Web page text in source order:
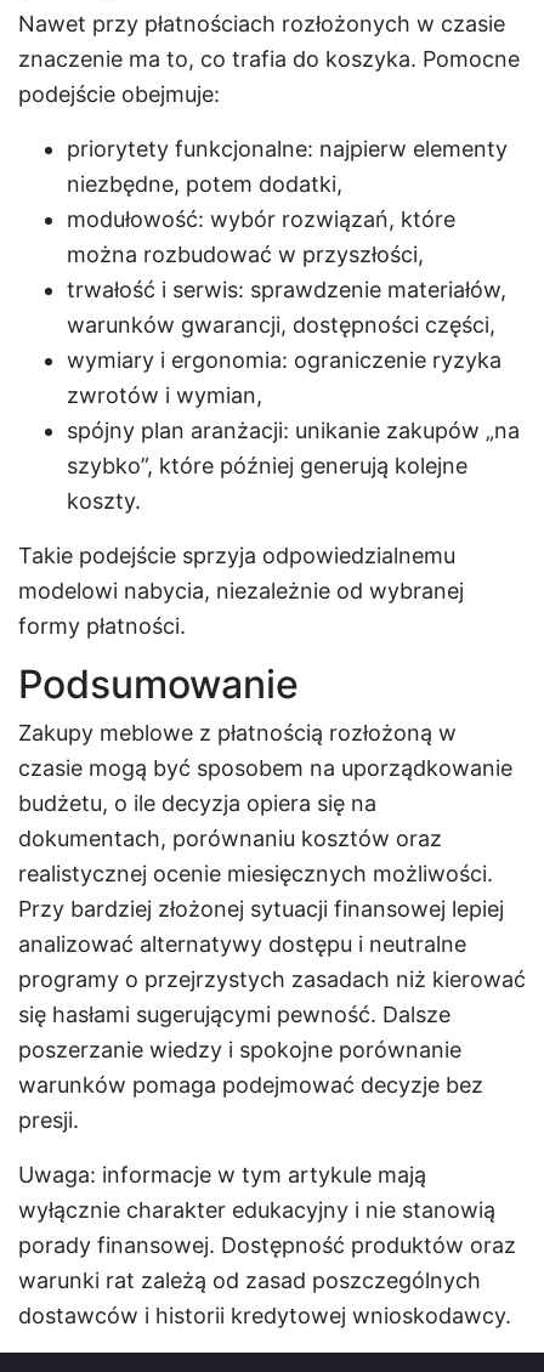
Nawet przy płatnościach rozłożonych w czasie
znaczenie ma to, co trafia do koszyka. Pomocne
podejście obejmuje:
priorytety funkcjonalne: najpierw elementy
niezbędne, potem dodatki,
modułowość: wybór rozwiązań, które
można rozbudować w przyszłości,
trwałość i serwis: sprawdzenie materiałów,
warunków gwarancji, dostępności części,
wymiary i ergonomia: ograniczenie ryzyka
zwrotów i wymian,
spójny plan aranżacji: unikanie zakupów „na
szybko”, które później generują kolejne
koszty.
Takie podejście sprzyja odpowiedzialnemu
modelowi nabycia, niezależnie od wybranej
formy płatności.
Podsumowanie
Zakupy meblowe z płatnością rozłożoną w
czasie mogą być sposobem na uporządkowanie
budżetu, o ile decyzja opiera się na
dokumentach, porównaniu kosztów oraz
realistycznej ocenie miesięcznych możliwości.
Przy bardziej złożonej sytuacji finansowej lepiej
analizować alternatywy dostępu i neutralne
programy o przejrzystych zasadach niż kierować
się hasłami sugerującymi pewność. Dalsze
poszerzanie wiedzy i spokojne porównanie
warunków pomaga podejmować decyzje bez
presji.
Uwaga: informacje w tym artykule mają
wyłącznie charakter edukacyjny i nie stanowią
porady finansowej. Dostępność produktów oraz
warunki rat zależą od zasad poszczególnych
dostawców i historii kredytowej wnioskodawcy.